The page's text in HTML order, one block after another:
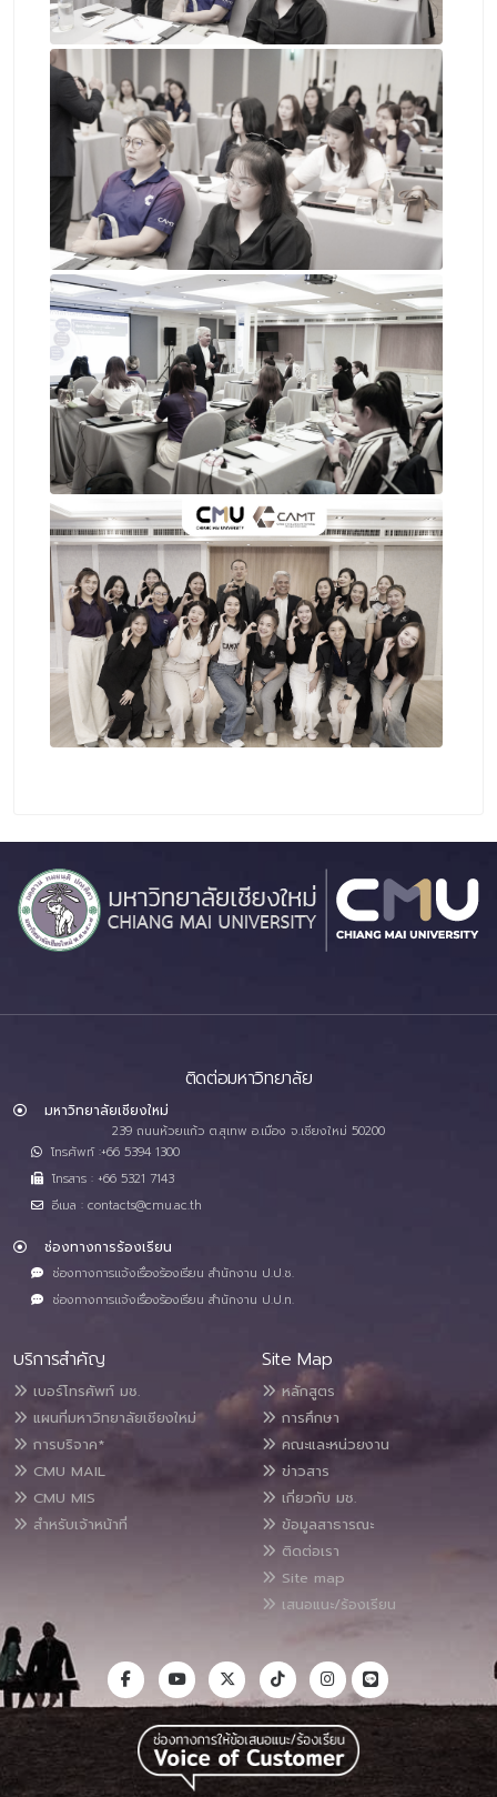
ติดต่อมหาวิทยาลัย
มหาวิทยาลัยเชียงใหม่
239 ถนนห้วยแก้ว ต.สุเทพ อ.เมือง จ.เชียงใหม่ 50200
โทรศัพท์ :+66 5394 1300
โทรสาร : +66 5321 7143
อีเมล : contacts@cmu.ac.th
ช่องทางการร้องเรียน
ช่องทางการแจ้งเรื่องร้องเรียน สำนักงาน ป.ป.ช.
ช่องทางการแจ้งเรื่องร้องเรียน สำนักงาน ป.ป.ท.
บริการสำคัญ
เบอร์โทรศัพท์ มช.
แผนที่มหาวิทยาลัยเชียงใหม่
การบริจาค*
CMU MAIL
CMU MIS
สำหรับเจ้าหน้าที่
Site Map
หลักสูตร
การศึกษา
คณะและหน่วยงาน
ข่าวสาร
เกี่ยวกับ มช.
ข้อมูลสาธารณะ
ติดต่อเรา
Site map
เสนอแนะ/ร้องเรียน